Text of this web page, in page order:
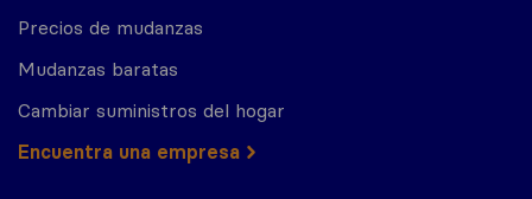
Precios de mudanzas
Mudanzas baratas
Cambiar suministros del hogar
Encuentra una empresa